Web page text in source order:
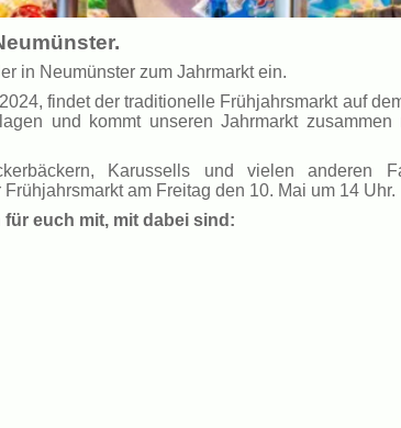
in Neumünster zum Jahrmarkt ein.
findet der traditionelle Frühjahrsmarkt auf
und kommt unseren Jahrmarkt zusammen
Karussells und vielen anderen
am Freitag den 10. Mai um 14 Uhr.
euch mit, mit dabei sind: